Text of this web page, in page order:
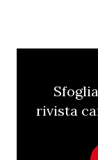
rivista